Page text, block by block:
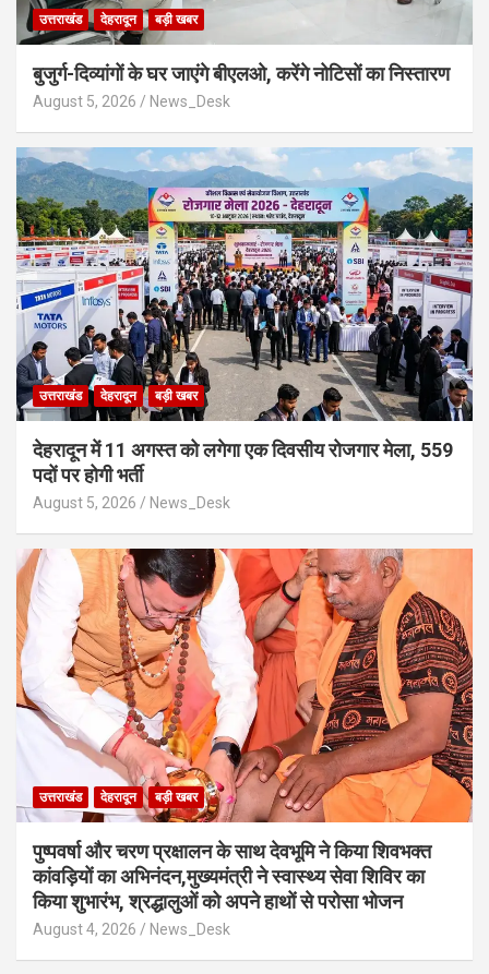
उत्तराखंड देहरादून बड़ी खबर
बुजुर्ग-दिव्यांगों के घर जाएंगे बीएलओ, करेंगे नोटिसों का निस्तारण
August 5, 2026 News_Desk
उत्तराखंड देहरादून बड़ी खबर
​देहरादून में 11 अगस्त को लगेगा एक दिवसीय रोजगार मेला, 559
पदों पर होगी भर्ती
August 5, 2026 News_Desk
उत्तराखंड देहरादून बड़ी खबर
पुष्पवर्षा और चरण प्रक्षालन के साथ देवभूमि ने किया शिवभक्त
कांवड़ियों का अभिनंदन,मुख्यमंत्री ने स्वास्थ्य सेवा शिविर का
किया शुभारंभ, श्रद्धालुओं को अपने हाथों से परोसा भोजन
August 4, 2026 News_Desk